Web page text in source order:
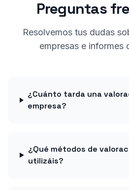
Preguntas
Resolvemos tus dudas
empresas e informes
¿Cuánto tarda una
empresa?
¿Qué métodos de
utilizáis?